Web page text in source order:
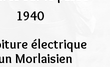
1940
électrique
Morlaisien